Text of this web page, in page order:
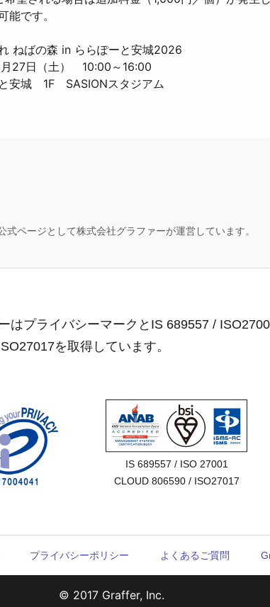
能です。
ねばの森 in ららぽーと安城2026
27日（土）　10:00～16:00
安城　1F　SASIONスタジアム
式ページとして株式会社グラファーが運営しています。
はプライバシーマークとIS 689557 /
を取得しています。
IS 689557 / ISO 27001
CLOUD 806590 / ISO27017
プライバシーポリシー よくあるご質問
© 2017 Graffer, Inc.